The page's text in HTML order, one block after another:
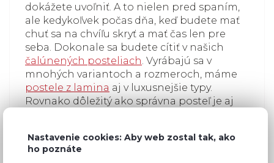
dokážete uvoľniť. A to nielen pred spaním,
ale kedykoľvek počas dňa, keď budete mať
chuť sa na chvíľu skryť a mať čas len pre
seba. Dokonale sa budete cítiť v našich
čalúnených posteliach. Vyrábajú sa v
mnohých variantoch a rozmeroch, máme
postele z lamina aj v luxusnejšie typy.
Rovnako dôležitý ako správna posteľ je aj
mať nasledujúci deň. Preto vybavenie
spálne starostlivo vyberajte.
Nastavenie cookies: Aby web zostal tak, ako
ho poznáte